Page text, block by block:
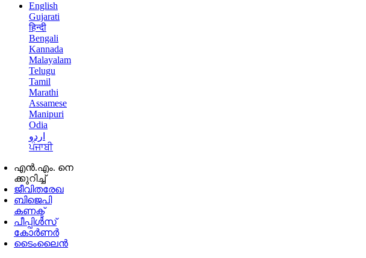
English
Gujarati
हिन्दी
Bengali
Kannada
Malayalam
Telugu
Tamil
Marathi
Assamese
Manipuri
Odia
اردو
ਪੰਜਾਬੀ
എൻ.എം. നെ
ക്കുറിച്ച്
ജീവിതരേഖ
ബിജെപി
കണക്ട്
പീപ്പിൾസ്
കോർണർ
ടൈംലൈൻ